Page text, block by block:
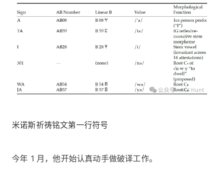
米诺斯祈祷铭文第一行符号
今年 1 月，他开始认真动手做破译工作。